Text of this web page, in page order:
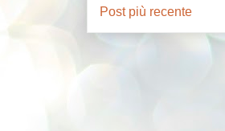
Post più recente